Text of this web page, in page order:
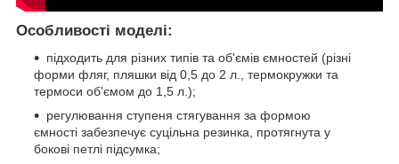
Особливості моделі:
підходить для різних типів та об'ємів ємностей (різні
форми фляг, пляшки від 0,5 до 2 л., термокружки та
термоси об'ємом до 1,5 л.);
регулювання ступеня стягування за формою
ємності забезпечує суцільна резинка, протягнута у
бокові петлі підсумка;